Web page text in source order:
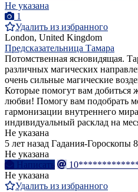
Не указана
1
Удалить из избранного
London, United Kingdom
Предсказательница Тамара
Потомственная ясновидящая.
различных магических
очень сильные магические
Которые помогут вам добиться
любви! Помогу вам подобрать
гармонизации внутреннего
индивидуальный расклад на
Не указана
5 лет назад Гадания-Гороскопы
Не указана
Написать
Не указана
Удалить из избранного